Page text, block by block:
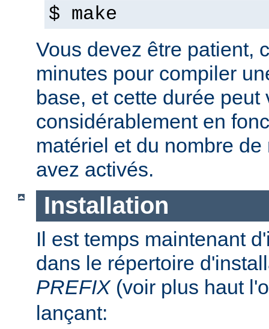
$ make
Vous devez être patient,
minutes pour compiler
base, et cette durée peut
considérablement en
matériel et du nombre
avez activés.
Installation
Il est temps maintenant
dans le répertoire
PREFIX(voir plus haut
lançant: